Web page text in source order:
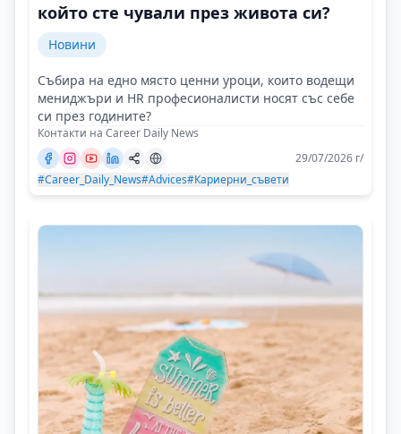
който сте чували през живота си?
Новини
Събира на едно място ценни уроци, които водещи
мениджъри и HR професионалисти носят със себе
си през годините?
Контакти на Career Daily News
29/07/2026 г/
#Career_Daily_News#Advices#Кариерни_съвети